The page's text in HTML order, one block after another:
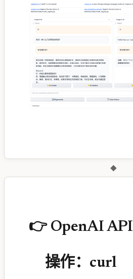
◆
👉 OpenAI API
操作：curl